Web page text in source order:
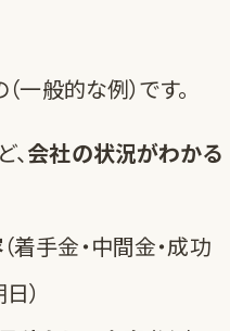
一般的な例）です。
会社の状況がわかる
（着手金・中間金・成功
）